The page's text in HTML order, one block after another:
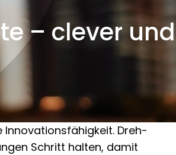
– clever und
Innovationsfähigkeit. Dreh-
Schritt halten, damit